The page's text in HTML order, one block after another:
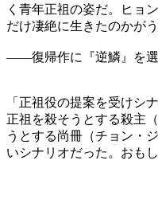
く青年正祖の姿だ。ヒョ
だけ凄絶に生きたのかが
――復帰作に『逆鱗』を選
「正祖役の提案を受けシ
正祖を殺そうとする殺主
うとする尚冊（チョン・
いシナリオだった。おも